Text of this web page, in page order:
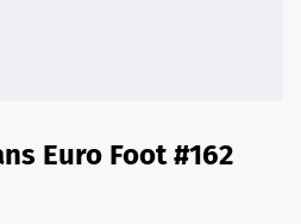
Euro Foot #162